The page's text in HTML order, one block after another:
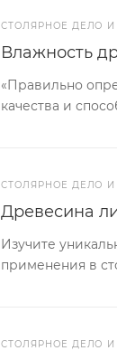
СТОЛЯРНОЕ ДЕЛО И
Влажность
«Правильно
качества и
СТОЛЯРНОЕ ДЕЛО И
Древесина
Изучите
применения в
СТОЛЯРНОЕ ДЕЛО И